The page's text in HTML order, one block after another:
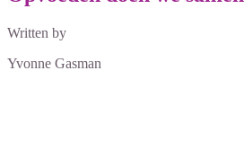
Written by
Yvonne Gasman